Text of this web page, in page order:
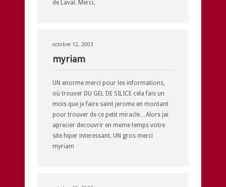
de Laval. Merci.
octobre 12, 2003
myriam
UN enorme merci pour les informations,
où trouver DU GEL DE SILICE cela fais un
mois que je faire saint jerome en montant
pour trouver de ce petit miracle…Alors jai
aprecier decouvrir en meme temps votre
site hiper interessant. UN gros merci
myriam